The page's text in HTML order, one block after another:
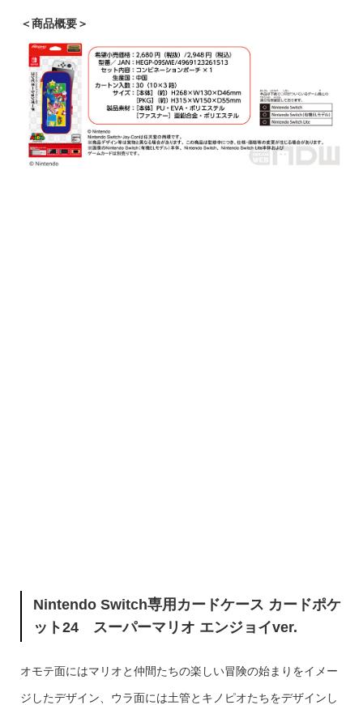
＜商品概要＞
Nintendo Switch専用カードケース カードポケ
ット24 スーパーマリオ エンジョイver.
オモテ面にはマリオと仲間たちの楽しい冒険の始まりをイメー
ジしたデザイン、ウラ面には土管とキノピオたちをデザインし